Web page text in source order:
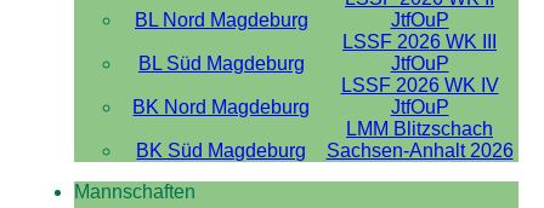
BL Nord Magdeburg
JtfOuP
BL Süd Magdeburg
LSSF 2026 WK III
JtfOuP
BK Nord Magdeburg
LSSF 2026 WK IV
JtfOuP
BK Süd Magdeburg
LMM Blitzschach
Sachsen-Anhalt 2026
Mannschaften